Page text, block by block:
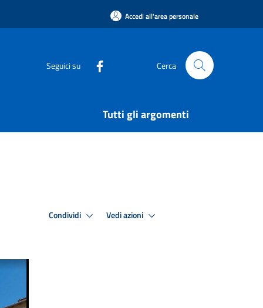
Accedi all'area personale
Seguici su Cerca
Tutti gli argomenti
Condividi Vedi azioni